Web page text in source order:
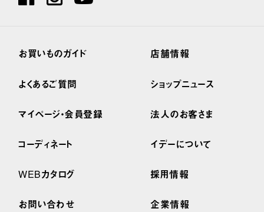
お買いものガイド
よくあるご質問
マイページ・会員登録
コーディネート
WEBカタログ
お問い合わせ
店舗情報
ショップニュース
法人のお客さま
イデーについて
採用情報
企業情報